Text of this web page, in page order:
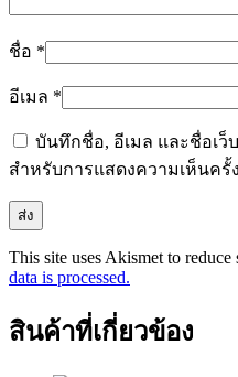
ชื่อ *
อีเมล *
บันทึกชื่อ, อีเมล และชื่อเว็
สำหรับการแสดงความเห็นครั้
This site uses Akismet to reduce
data is processed.
สินค้าที่เกี่ยวข้อง